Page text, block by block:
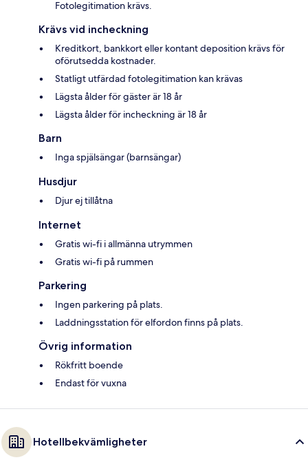
Fotolegitimation krävs.
Krävs vid incheckning
Kreditkort, bankkort eller kontant deposition krävs för
oförutsedda kostnader.
Statligt utfärdad fotolegitimation kan krävas
Lägsta ålder för gäster är 18 år
Lägsta ålder för incheckning är 18 år
Barn
Inga spjälsängar (barnsängar)
Husdjur
Djur ej tillåtna
Internet
Gratis wi-fi i allmänna utrymmen
Gratis wi-fi på rummen
Parkering
Ingen parkering på plats.
Laddningsstation för elfordon finns på plats.
Övrig information
Rökfritt boende
Endast för vuxna
Hotellbekvämligheter